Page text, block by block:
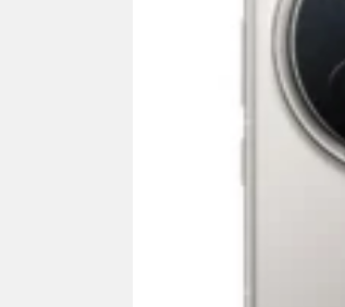
Siapa sangka, dua nama besar di
dunia hiburan, Nunung Srimulat
dunia kuliner dengan membuka